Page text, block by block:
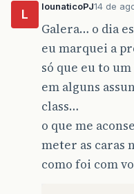
L
lounaticoPJ14 de
Galera… o dia
eu marquei a
só que eu to
em alguns
class…
o que me
meter as caras
como foi com